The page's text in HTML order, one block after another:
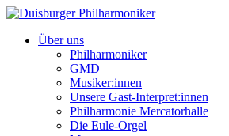
Über uns
Philharmoniker
GMD
Musiker:innen
Unsere Gast-Interpret:innen
Philharmonie Mercatorhalle
Die Eule-Orgel